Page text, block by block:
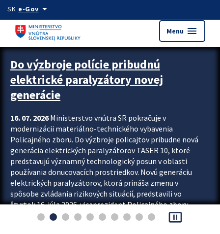
Preskocit na hlavný obsah
SK e-Govarrow_drop_down
Menu menu
Zastavit automatický posun upútavok
Do výzbroje polície pribudnú
elektrické paralyzátory novej
generácie
16. 07. 2026Ministerstvo vnútra SR pokračuje v
modernizácii materiálno-technického vybavenia
Policajného zboru. Do výzbroje policajtov pribudne nová
generácia elektrických paralyzátorov TASER 10, ktoré
predstavujú významný technologický posun v oblasti
používania donucovacích prostriedkov. Novú generáciu
elektrických paralyzátorov, ktorá prináša zmenu v
spôsobe zvládania rizikových situácií, predstavili vo
štvrtok 16. júla 2026 viceprezident Policajného zboru
Rastislav Polakovič a riaditeľ odboru výcviku...
pause_presentation